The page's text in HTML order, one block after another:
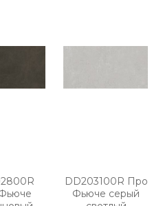
DD203100R Про
Фьюче серый